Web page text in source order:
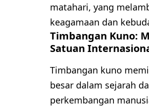
matahari, yang
keagamaan dan
Timbangan Kuno:
Satuan
Timbangan kuno
besar dalam sejarah
perkembangan